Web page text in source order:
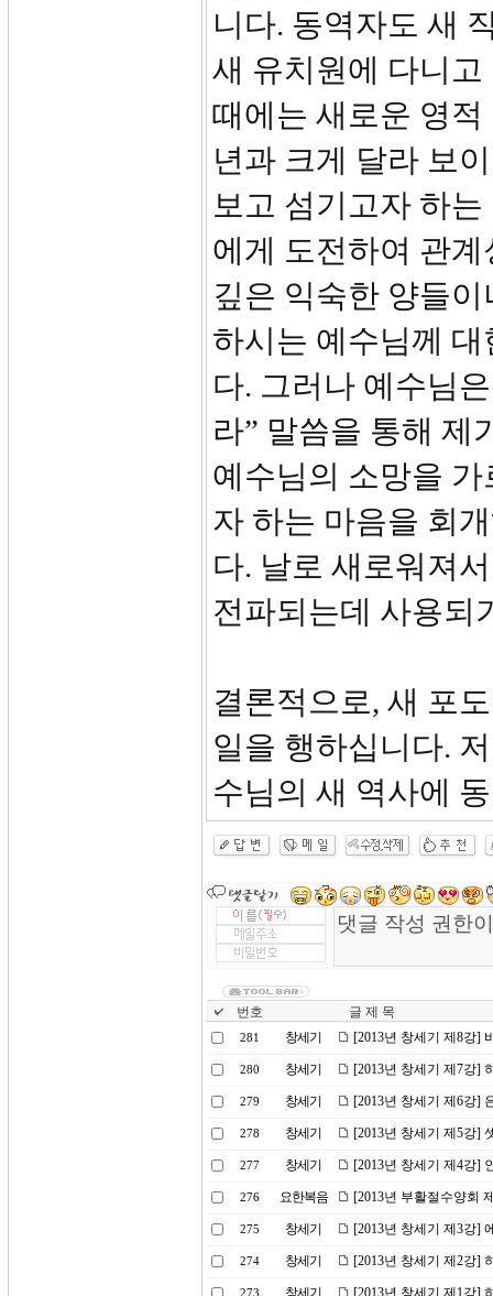
니다. 동역자도 새
새 유치원에 다니
때에는 새로운 영
년과 크게 달라 보
보고 섬기고자 하
에게 도전하여 관
깊은 익숙한 양들
하시는 예수님께
다. 그러나 예수님
라” 말씀을 통해 제
예수님의 소망을
자 하는 마음을 회
다. 날로 새로워져
전파되는데 사용되
결론적으로, 새 포
일을 행하십니다.
수님의 새 역사에
번호 글 제 목
281 창세기 [2013년 창세기 제8강]
280 창세기 [2013년 창세기 제7강]
279 창세기 [2013년 창세기 제6강]
278 창세기 [2013년 창세기 제5강]
277 창세기 [2013년 창세기 제4강]
276 요한복음 [2013년 부활절수양회
275 창세기 [2013년 창세기 제3강]
274 창세기 [2013년 창세기 제2강]
273 창세기 [2013년 창세기 제1강]